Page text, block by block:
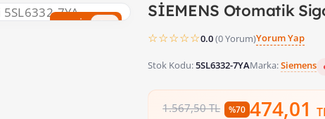
%70 İndirim
SİEMENS Otomatik
☆☆☆☆☆0.0(0 Yorum)Yorum Yap
Stok Kodu:5SL6332-7YAMarka:Siemens
1.567,50 TL %70 474,01